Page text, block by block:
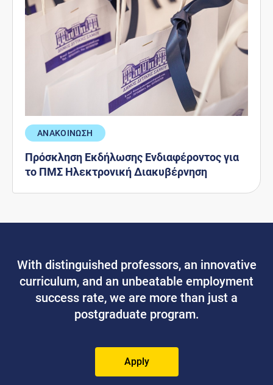
ΑΝΑΚΟΙΝΩΣΗ
Πρόσκληση Εκδήλωσης Ενδιαφέροντος για
το ΠΜΣ Ηλεκτρονική Διακυβέρνηση
With distinguished professors, an innovative
curriculum, and an unbeatable employment
success rate, we are more than just a
postgraduate program.
Apply